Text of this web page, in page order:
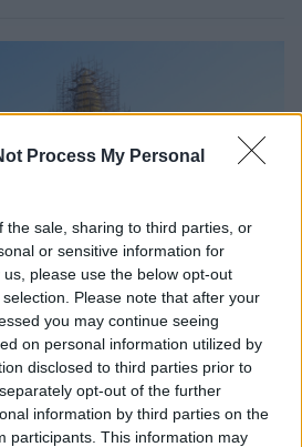
Process My Personal
the sale, sharing to third parties, or
or sensitive information for
please use the below opt-out
Please note that after your
you may continue seeing
on personal information utilized by
disclosed to third parties prior to
opt-out of the further
information by third parties on the
participants. This information may
után Vergne
Indiában